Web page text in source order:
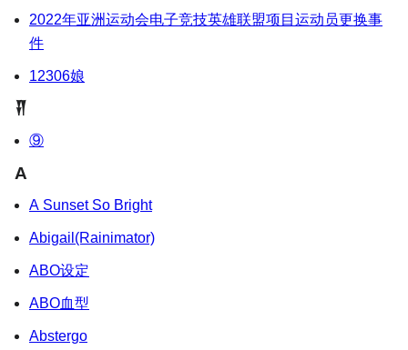
2022年亚洲运动会电子竞技英雄联盟项目运动员更换事
件
12306娘
𒑗
⑨
A
A Sunset So Bright
Abigail(Rainimator)
ABO设定
ABO血型
Abstergo